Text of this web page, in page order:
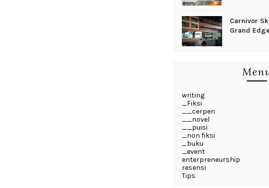
Carnivor
Grand Edge
writing
_Fiksi
__cerpen
__novel
__puisi
_non fiksi
_buku
_event
enterpreneurship
resensi
Tips